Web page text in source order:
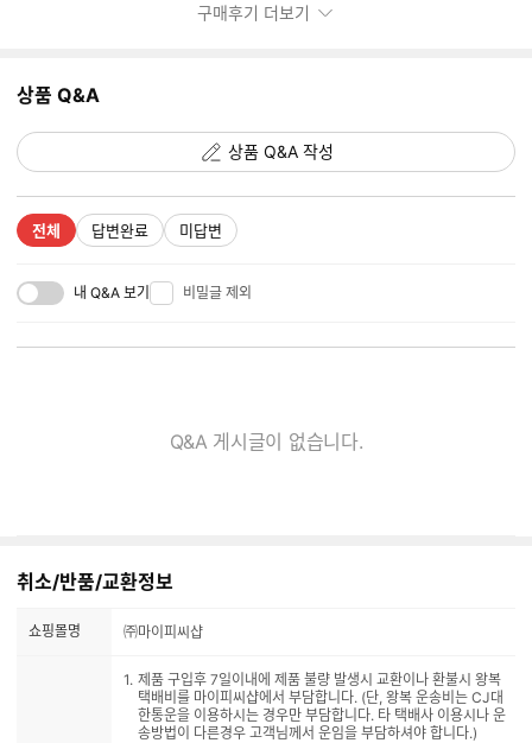
구매후기 더보기
상품 Q&A
상품 Q&A 작성
전체 답변완료 미답변
내 Q&A 보기 비밀글 제외
Q&A 게시글이 없습니다.
취소/반품/교환정보
쇼핑몰명 ㈜마이피씨샵
제품 구입후 7일이내에 제품 불량 발생시 교환이나 환불시 왕복
택배비를 마이피씨샵에서 부담합니다. (단, 왕복 운송비는 CJ대
한통운을 이용하시는 경우만 부담합니다. 타 택배사 이용시나 운
송방법이 다른경우 고객님께서 운임을 부담하셔야 합니다.)